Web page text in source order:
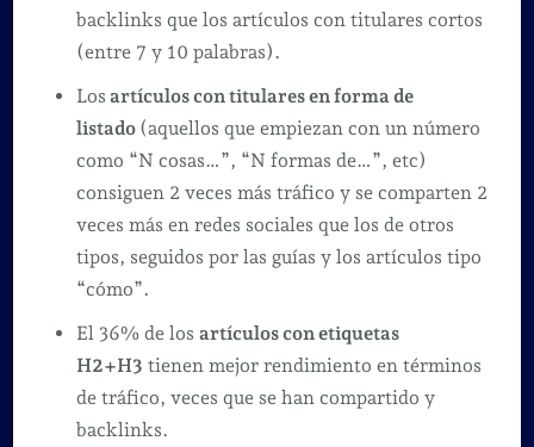
backlinks que los artículos con titulares cortos
(entre 7 y 10 palabras).
Los artículos con titulares en forma de
listado (aquellos que empiezan con un número
como “N cosas…”, “N formas de…”, etc)
consiguen 2 veces más tráfico y se comparten 2
veces más en redes sociales que los de otros
tipos, seguidos por las guías y los artículos tipo
“cómo”.
El 36% de los artículos con etiquetas
H2+H3 tienen mejor rendimiento en términos
de tráfico, veces que se han compartido y
backlinks.